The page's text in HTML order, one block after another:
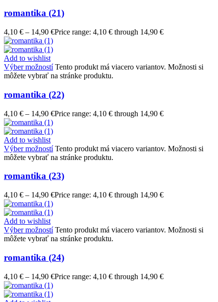
romantika (21)
4,10 € – 14,90 €Price range: 4,10 € through 14,90 €
Add to wishlist
Výber možností Tento produkt má viacero variantov. Možnosti si
môžete vybrať na stránke produktu.
romantika (22)
4,10 € – 14,90 €Price range: 4,10 € through 14,90 €
Add to wishlist
Výber možností Tento produkt má viacero variantov. Možnosti si
môžete vybrať na stránke produktu.
romantika (23)
4,10 € – 14,90 €Price range: 4,10 € through 14,90 €
Add to wishlist
Výber možností Tento produkt má viacero variantov. Možnosti si
môžete vybrať na stránke produktu.
romantika (24)
4,10 € – 14,90 €Price range: 4,10 € through 14,90 €